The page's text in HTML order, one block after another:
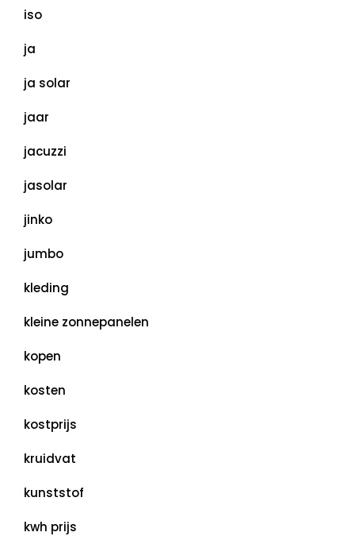
iso
ja
ja solar
jaar
jacuzzi
jasolar
jinko
jumbo
kleding
kleine zonnepanelen
kopen
kosten
kostprijs
kruidvat
kunststof
kwh prijs